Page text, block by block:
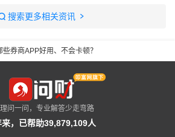
搜索更多相关资讯
券商APP好用、不会卡顿？
问一问，专业解答少走弯路
来，已帮助39,879,109人